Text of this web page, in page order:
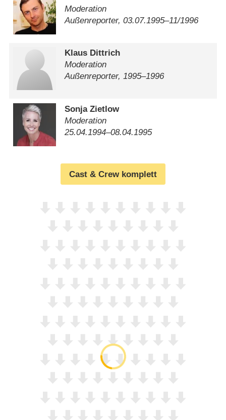
Moderation
Außenreporter, 03.07.1995⁠–⁠11/​1996
Klaus Dittrich
Moderation
Außenreporter, 1995⁠–⁠1996
Sonja Zietlow
Moderation
25.04.1994⁠–⁠08.04.1995
Cast & Crew komplett